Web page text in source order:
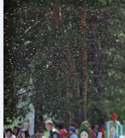
«ЛЮБО!» -